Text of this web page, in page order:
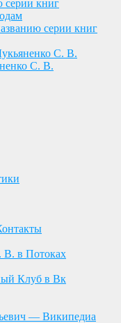
серии книг
серии книг
С. В.
С. В.
В. в Потоках
Клуб в Вк
— Википедиа